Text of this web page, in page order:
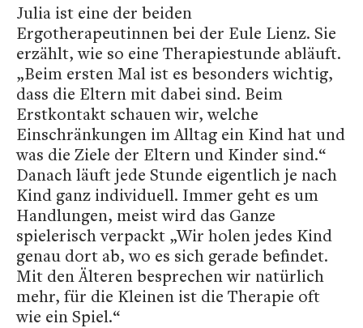
Julia ist eine der beiden
Ergotherapeutinnen bei der Eule Lienz. Sie
erzählt, wie so eine Therapiestunde abläuft.
„Beim ersten Mal ist es besonders wichtig,
dass die Eltern mit dabei sind. Beim
Erstkontakt schauen wir, welche
Einschränkungen im Alltag ein Kind hat und
was die Ziele der Eltern und Kinder sind.“
Danach läuft jede Stunde eigentlich je nach
Kind ganz individuell. Immer geht es um
Handlungen, meist wird das Ganze
spielerisch verpackt „Wir holen jedes Kind
genau dort ab, wo es sich gerade befindet.
Mit den Älteren besprechen wir natürlich
mehr, für die Kleinen ist die Therapie oft
wie ein Spiel.“